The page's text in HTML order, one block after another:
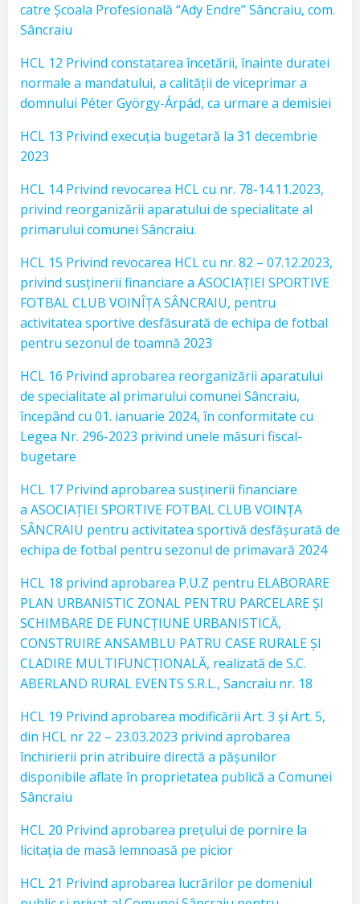
catre Școala Profesională “Ady Endre” Sâncraiu, com.
Sâncraiu
HCL 12 Privind constatarea încetării, înainte duratei
normale a mandatului, a calității de viceprimar a
domnului Péter György-Árpád, ca urmare a demisiei
HCL 13 Privind execuția bugetară la 31 decembrie
2023
HCL 14 Privind revocarea HCL cu nr. 78-14.11.2023,
privind reorganizării aparatului de specialitate al
primarului comunei Sâncraiu.
HCL 15 Privind revocarea HCL cu nr. 82 – 07.12.2023,
privind susținerii financiare a ASOCIAȚIEI SPORTIVE
FOTBAL CLUB VOINÎȚA SÂNCRAIU, pentru
activitatea sportive desfăsurată de echipa de fotbal
pentru sezonul de toamnă 2023
HCL 16 Privind aprobarea reorganizării aparatului
de specialitate al primarului comunei Sâncraiu,
începând cu 01. ianuarie 2024, în conformitate cu
Legea Nr. 296-2023 privind unele măsuri fiscal-
bugetare
HCL 17 Privind aprobarea susținerii financiare
a ASOCIAȚIEI SPORTIVE FOTBAL CLUB VOINȚA
SÂNCRAIU pentru activitatea sportivă desfășurată de
echipa de fotbal pentru sezonul de primavară 2024
HCL 18 privind aprobarea P.U.Z pentru ELABORARE
PLAN URBANISTIC ZONAL PENTRU PARCELARE ȘI
SCHIMBARE DE FUNCȚIUNE URBANISTICĂ,
CONSTRUIRE ANSAMBLU PATRU CASE RURALE ȘI
CLADIRE MULTIFUNCȚIONALĂ, realizată de S.C.
ABERLAND RURAL EVENTS S.R.L., Sancraiu nr. 18
HCL 19 Privind aprobarea modificării Art. 3 și Art. 5,
din HCL nr 22 – 23.03.2023 privind aprobarea
închirierii prin atribuire directă a pășunilor
disponibile aflate în proprietatea publică a Comunei
Sâncraiu
HCL 20 Privind aprobarea prețului de pornire la
licitația de masă lemnoasă pe picior
HCL 21 Privind aprobarea lucrărilor pe domeniul